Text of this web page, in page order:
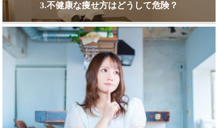
3.不健康な痩せ方はどうして危険？